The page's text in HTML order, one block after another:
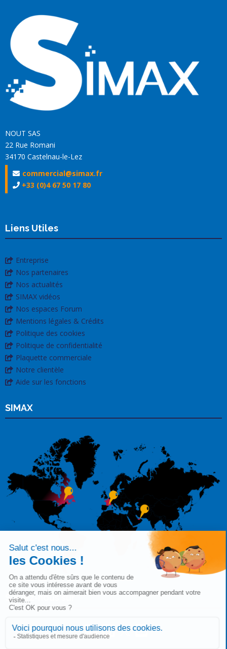
NOUT SAS
22 Rue Romani
34170 Castelnau-le-Lez
commercial@simax.fr
+33 (0)4 67 50 17 80
Liens Utiles
Entreprise
Nos partenaires
Nos actualités
SIMAX vidéos
Nos espaces Forum
Mentions légales & Crédits
Politique des cookies
Politique de confidentialité
Plaquette commerciale
Notre clientèle
Aide sur les fonctions
SIMAX
Suivez-nous sur